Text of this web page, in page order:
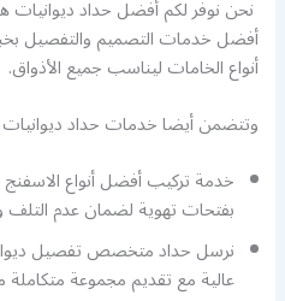
نحن نوفر لكم أفضل حداد ديوانيات
أفضل خدمات التصميم والتفصيل
أنواع الخامات ليناسب جميع الأذواق.
وتتضمن أيضا خدمات حداد ديوانيات
خدمة تركيب أفضل أنواع الاسفنج
بفتحات تهوية لضمان عدم التلف
نرسل حداد متخصص تفصيل
عالية مع تقديم مجموعة متكاملة